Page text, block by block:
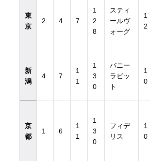
東
京
2 4 7
1
2
8
スティ
ールヴ
ォーグ
1
2
新
潟
4 7
1
1
1
3
0
バニー
ラビッ
ト
1
0
京
都
1 6
1
1
1
3
0
フィデ
リス
1
0